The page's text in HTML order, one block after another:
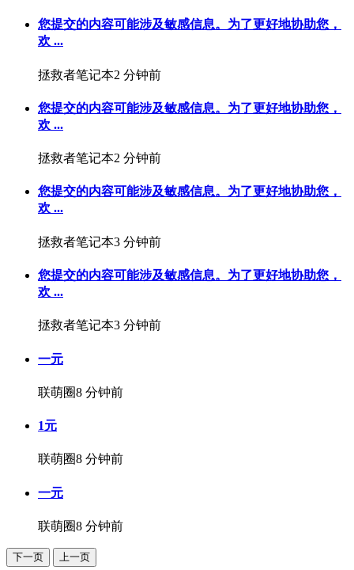
您提交的内容可能涉及敏感信息。为了更好地协助您，
欢 ...
拯救者笔记本2 分钟前
您提交的内容可能涉及敏感信息。为了更好地协助您，
欢 ...
拯救者笔记本2 分钟前
您提交的内容可能涉及敏感信息。为了更好地协助您，
欢 ...
拯救者笔记本3 分钟前
您提交的内容可能涉及敏感信息。为了更好地协助您，
欢 ...
拯救者笔记本3 分钟前
一元
联萌圈8 分钟前
1元
联萌圈8 分钟前
一元
联萌圈8 分钟前
下一页 上一页